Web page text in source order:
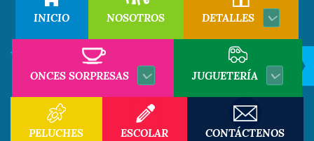
INICIO NOSOTROS DETALLES
ONCES SORPRESAS JUGUETERÍA
PELUCHES ESCOLAR CONTÁCTENOS